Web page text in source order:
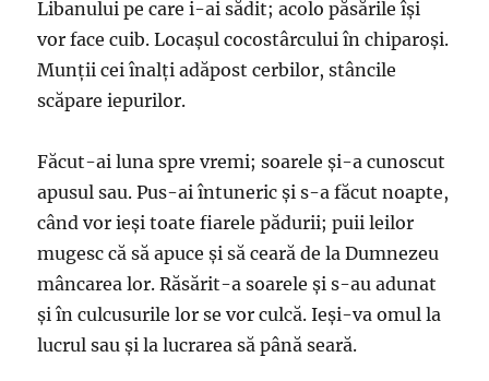
Libanului pe care i-ai sădit; acolo păsările îşi
vor face cuib. Locaşul cocostârcului în chiparoşi.
Munţii cei înalţi adăpost cerbilor, stâncile
scăpare iepurilor.
Făcut-ai luna spre vremi; soarele şi-a cunoscut
apusul sau. Pus-ai întuneric şi s-a făcut noapte,
când vor ieşi toate fiarele pădurii; puii leilor
mugesc că să apuce şi să ceară de la Dumnezeu
mâncarea lor. Răsărit-a soarele şi s-au adunat
şi în culcusurile lor se vor culcă. Ieşi-va omul la
lucrul sau şi la lucrarea să până seară.